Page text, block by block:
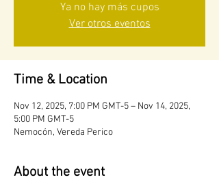
Ya no hay más cupos
Ver otros eventos
Time & Location
Nov 12, 2025, 7:00 PM GMT-5 – Nov 14, 2025,
5:00 PM GMT-5
Nemocón, Vereda Perico
About the event